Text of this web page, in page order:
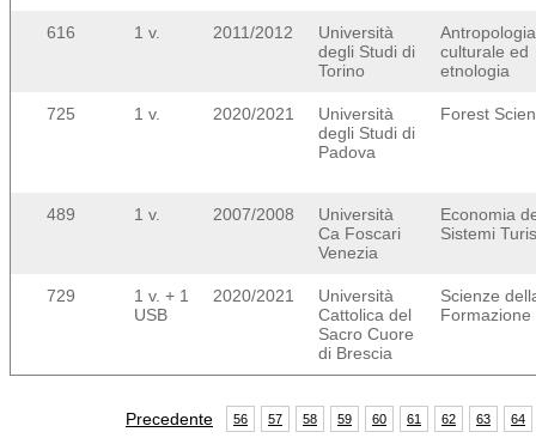
616 1 v. 2011/2012
Università
degli Studi di
Torino
Antropologia
culturale ed
etnologia
725 1 v. 2020/2021
Università
degli Studi di
Padova
Forest
489 1 v. 2007/2008
Università
Ca Foscari
Venezia
Economia
Sistemi
729
1 v. + 1
USB
2020/2021
Università
Cattolica del
Sacro Cuore
di Brescia
Scienze
Formazione
Precedente 56 57 58 59 60 61 62 63 64